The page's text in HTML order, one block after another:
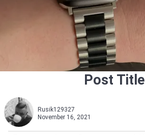
Post Title
Rusik129327
November 16, 2021